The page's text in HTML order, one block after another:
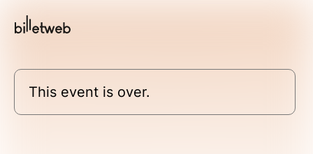
This event is over.